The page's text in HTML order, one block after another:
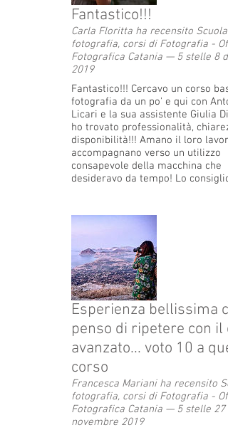
Fantastico!!!
Carla Floritta ha recensito Scuola
fotografia, corsi di Fotografia -
Fotografica Catania — 5 stelle 8
2019
Fantastico!!! Cercavo un corso
fotografia da un po' e qui con
Licari e la sua assistente Giulia Di
ho trovato professionalità,
disponibilità!!! Amano il loro
accompagnano verso un utilizzo
consapevole della macchina che
desideravo da tempo! Lo
Esperienza bellissima
penso di ripetere con il
avanzato... voto 10 a
corso
Francesca Mariani ha recensito
fotografia, corsi di Fotografia -
Fotografica Catania — 5 stelle 27
novembre 2019